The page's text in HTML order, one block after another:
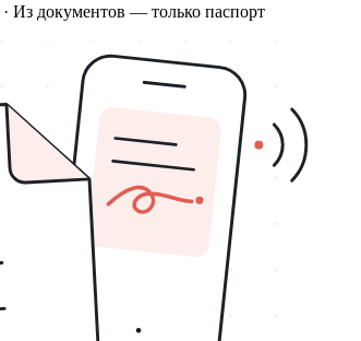
Из документов — только паспорт